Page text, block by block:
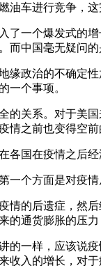
油车进行竞争，
了一个爆发式的
而中国毫无疑问
缘政治的不确定
一个事项。
的关系。对于美
情之前也变得空前
各国在疫情之后
一个方面是对疫
情的后遗症，然
的通货膨胀的压
的一样，应该说
收入的增长，对